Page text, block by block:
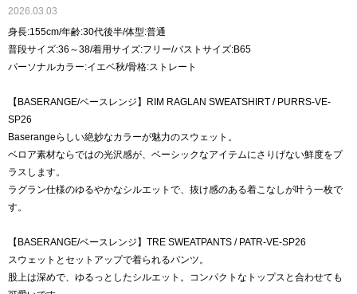
2026.03.03
身長:155cm/年齢:30代後半/体型:普通
普段サイズ:36～38/着用サイズ:フリー/バストサイズ:B65
パーソナルカラー:イエベ秋/骨格:ストレート
【BASERANGE/ベースレンジ】RIM RAGLAN SWEATSHIRT / PURRS-VE-
SP26
Baserangeらしい絶妙なカラーが魅力のスウェット。
ベロア素材ならではの光沢感が、ベーシックなアイテムにさりげない鮮度をプ
ラスします。
ラグラン仕様のゆるやかなシルエットで、抜け感のある着こなしが叶う一枚で
す。
【BASERANGE/ベースレンジ】TRE SWEATPANTS / PATR-VE-SP26
スウェットとセットアップで着られるパンツ。
股上は深めで、ゆるっとしたシルエット。コンパクトなトップスと合わせても